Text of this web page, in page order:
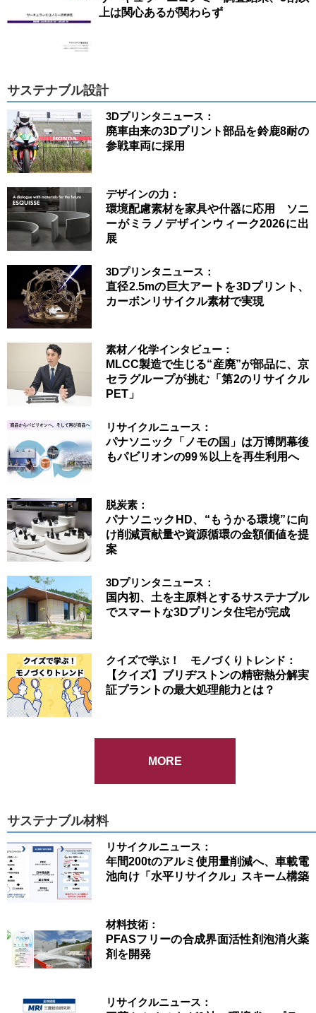
上は関心あるが関わらず
サステナブル設計
3Dプリンタニュース：
廃車由来の3Dプリント部品を鈴鹿8耐の
参戦車両に採用
デザインの力：
環境配慮素材を家具や什器に応用 ソニ
ーがミラノデザインウィーク2026に出
展
3Dプリンタニュース：
直径2.5mの巨大アートを3Dプリント、
カーボンリサイクル素材で実現
素材／化学インタビュー：
MLCC製造で生じる“産廃”が部品に、京
セラグループが挑む「第2のリサイクル
PET」
リサイクルニュース：
パナソニック「ノモの国」は万博閉幕後
もパビリオンの99％以上を再生利用へ
脱炭素：
パナソニックHD、“もうかる環境”に向
け削減貢献量や資源循環の金額価値を提
案
3Dプリンタニュース：
国内初、土を主原料とするサステナブル
でスマートな3Dプリンタ住宅が完成
クイズで学ぶ！ モノづくりトレンド：
【クイズ】ブリヂストンの精密熱分解実
証プラントの最大処理能力とは？
MORE
サステナブル材料
リサイクルニュース：
年間200tのアルミ使用量削減へ、車載電
池向け「水平リサイクル」スキーム構築
材料技術：
PFASフリーの合成界面活性剤泡消火薬
剤を開発
リサイクルニュース：